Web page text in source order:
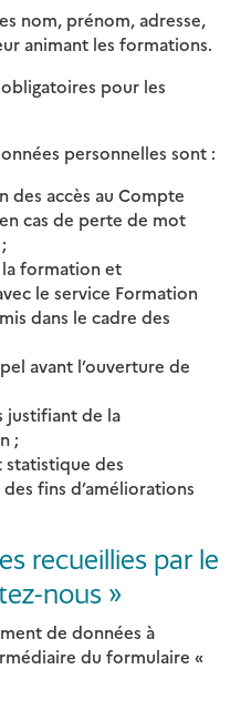
nom, prénom, adresse,
animant les formations.
pour les
personnelles sont :
des accès au Compte
cas de perte de mot
formation et
le service Formation
dans le cadre des
avant l’ouverture de
justifiant de la
;
des
fins d’améliorations
recueillies par le
nous »
de données à
du formulaire «